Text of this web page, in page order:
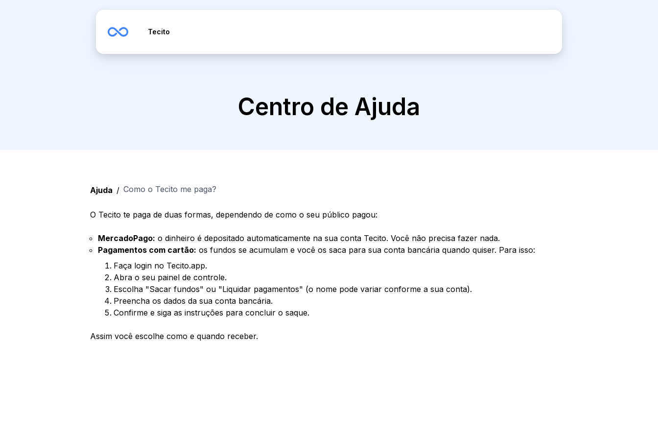
Tecito
Centro de Ajuda
Ajuda / Como o Tecito me paga?
O Tecito te paga de duas formas, dependendo de como o seu público pagou:
MercadoPago: o dinheiro é depositado automaticamente na sua conta Tecito. Você não precisa fazer nada.
Pagamentos com cartão: os fundos se acumulam e você os saca para sua conta bancária quando quiser. Para isso:
Faça login no Tecito.app.
Abra o seu painel de controle.
Escolha "Sacar fundos" ou "Liquidar pagamentos" (o nome pode variar conforme a sua conta).
Preencha os dados da sua conta bancária.
Confirme e siga as instruções para concluir o saque.
Assim você escolhe como e quando receber.